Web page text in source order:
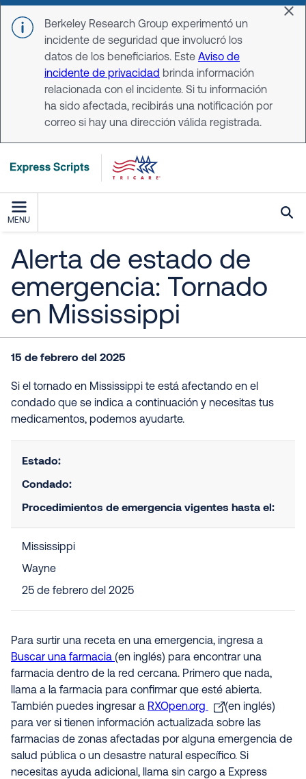
Skip to main content
Berkeley Research Group experimentó un
incidente de seguridad que involucró los
datos de los beneficiarios. Este Aviso de
incidente de privacidad brinda información
relacionada con el incidente. Si tu información
ha sido afectada, recibirás una notificación por
correo si hay una dirección válida registrada.
MENU
Alerta de estado de
emergencia: Tornado
en Mississippi
15 de febrero del 2025
Si el tornado en Mississippi te está afectando en el
condado que se indica a continuación y necesitas tus
medicamentos, podemos ayudarte.
Estado:
Condado:
Procedimientos de emergencia vigentes hasta el:
Mississippi
Wayne
25 de febrero del 2025
Para surtir una receta en una emergencia, ingresa a
Buscar una farmacia (en inglés) para encontrar una
farmacia dentro de la red cercana. Primero que nada,
llama a la farmacia para confirmar que esté abierta.
También puedes ingresar a RXOpen.org
(en inglés)
para ver si tienen información actualizada sobre las
farmacias de zonas afectadas por alguna emergencia de
salud pública o un desastre natural específico. Si
necesitas ayuda adicional, llama sin cargo a Express